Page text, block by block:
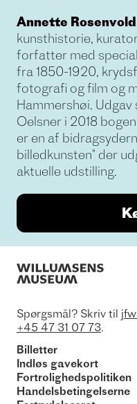
Annette
kunsthistorie,
forfatter med
fra 1850-1920,
fotografi og film og
Hammershøi.
Oelsner i 2018
er en af
billedkunsten" der
aktuelle udstilling.
Spørgsmål? Skriv til
+45 47 31 07 73.
Billetter
Indløs gavekort
Fortrolighedspolitiken
Handelsbetingelserne